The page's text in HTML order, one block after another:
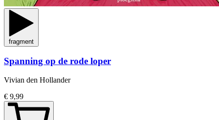
fragment
Spanning op de rode loper
Vivian den Hollander
€ 9,99